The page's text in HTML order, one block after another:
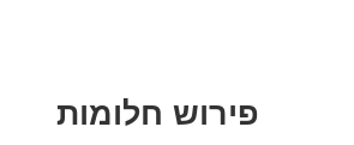
פירוש חלומות